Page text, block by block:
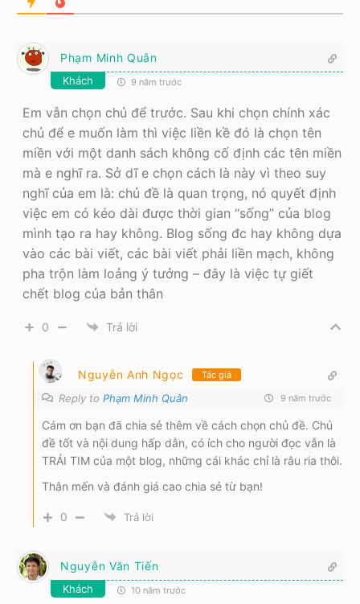
Phạm Minh Quân
Khách 9 năm trước
Em vẫn chọn chủ để trước. Sau khi chọn chính xác
chủ để e muốn làm thì việc liền kề đó là chọn tên
miền với một danh sách không cố định các tên miền
mà e nghĩ ra. Sở dĩ e chọn cách là này vì theo suy
nghĩ của em là: chủ đề là quan trọng, nó quyết định
việc em có kéo dài được thời gian “sống” của blog
mình tạo ra hay không. Blog sống đc hay không dựa
vào các bài viết, các bài viết phải liền mạch, không
pha trộn làm loảng ý tưởng – đây là việc tự giết
chết blog của bản thân
0 Trả lời
Nguyễn Anh Ngọc Tác giả
Reply to Phạm Minh Quân 9 năm trước
Cám ơn bạn đã chia sẻ thêm về cách chọn chủ đề. Chủ
đề tốt và nội dung hấp dẫn, có ích cho người đọc vẫn là
TRÁI TIM của một blog, những cái khác chỉ là râu ria thôi.
Thân mến và đánh giá cao chia sẻ từ bạn!
0 Trả lời
Nguyễn Văn Tiến
Khách 10 năm trước